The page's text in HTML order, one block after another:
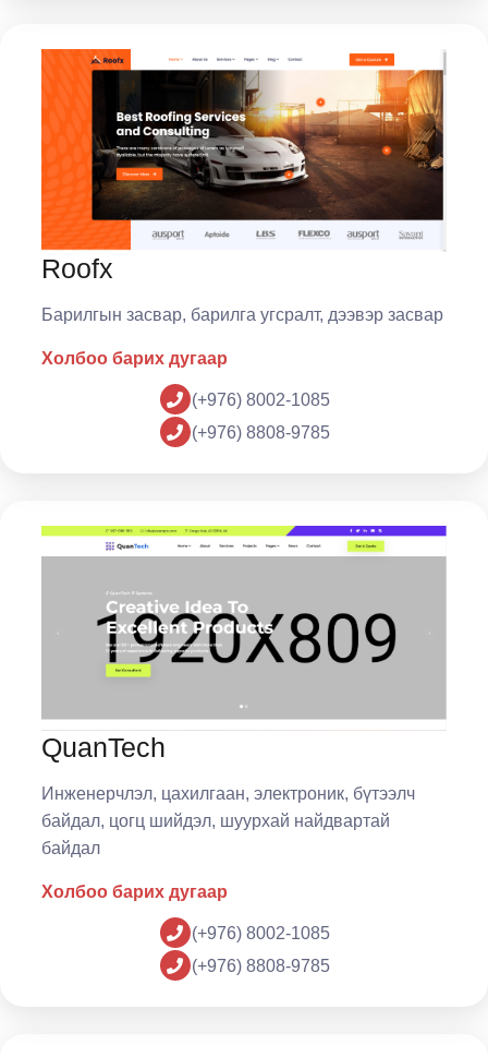
Roofx
Барилгын засвар, барилга угсралт, дээвэр засвар
Холбоо барих дугаар
(+976) 8002-1085
(+976) 8808-9785
QuanTech
Инженерчлэл, цахилгаан, электроник, бүтээлч
байдал, цогц шийдэл, шуурхай найдвартай
байдал
Холбоо барих дугаар
(+976) 8002-1085
(+976) 8808-9785